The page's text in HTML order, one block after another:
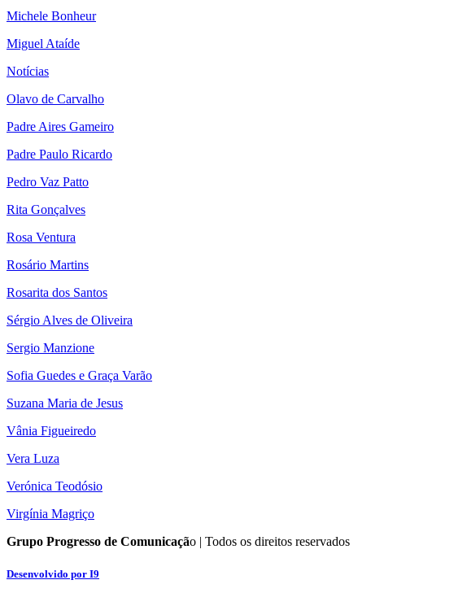
Michele Bonheur
Miguel Ataíde
Notícias
Olavo de Carvalho
Padre Aires Gameiro
Padre Paulo Ricardo
Pedro Vaz Patto
Rita Gonçalves
Rosa Ventura
Rosário Martins
Rosarita dos Santos
Sérgio Alves de Oliveira
Sergio Manzione
Sofia Guedes e Graça Varão
Suzana Maria de Jesus
Vânia Figueiredo
Vera Luza
Verónica Teodósio
Virgínia Magriço
Grupo Progresso de Comunicação | Todos os direitos reservados
Desenvolvido por I9